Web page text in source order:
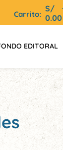
Carrito:
S/
0.00
EDITORAL